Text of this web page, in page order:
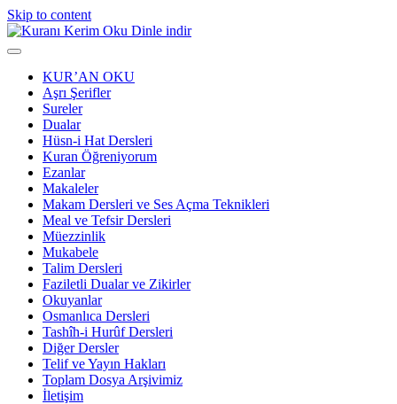
Skip to content
KUR’AN OKU
Aşrı Şerifler
Sureler
Dualar
Hüsn-i Hat Dersleri
Kuran Öğreniyorum
Ezanlar
Makaleler
Makam Dersleri ve Ses Açma Teknikleri
Meal ve Tefsir Dersleri
Müezzinlik
Mukabele
Talim Dersleri
Faziletli Dualar ve Zikirler
Okuyanlar
Osmanlıca Dersleri
Tashîh-i Hurûf Dersleri
Diğer Dersler
Telif ve Yayın Hakları
Toplam Dosya Arşivimiz
İletişim